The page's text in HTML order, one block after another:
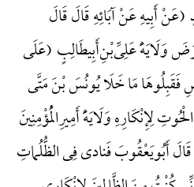
أَبِیهِ عَنْ آبَائِهِ قَالَ قَالَ
وَلَایَهًَْ عَلِیِّ‌بْنِ‌أَبِیطَالِبٍ (عَلَی
مَا خَلَا یُونُسَ بْنَ مَتَّی
لِإِنْکَارِهِ وَلَایَهًَْ أَمِیرِالْمُؤْمِنِینَ
أَبُویَعْقُوبَ فَنادی فِی الظُّلُماتِ